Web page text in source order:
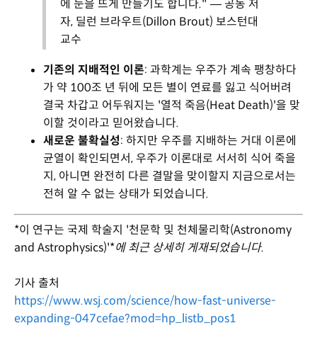
에 눈을 뜨게 만들기도 합니다." — 공동 저
자, 딜런 브라우트(Dillon Brout) 보스턴대
교수
기존의 지배적인 이론: 과학계는 우주가 계속 팽창하다
가 약 100조 년 뒤에 모든 별이 연료를 잃고 식어버려
결국 차갑고 어두워지는 '열적 죽음(Heat Death)'을 맞
이할 것이라고 믿어왔습니다.
새로운 불확실성: 하지만 우주를 지배하는 거대 이론에
균열이 확인되면서, 우주가 이론대로 서서히 식어 죽을
지, 아니면 완전히 다른 결말을 맞이할지 지금으로서는
전혀 알 수 없는 상태가 되었습니다.
*이 연구는 국제 학술지 '천문학 및 천체물리학(Astronomy
and Astrophysics)'*에 최근 상세히 게재되었습니다.
기사 출처
https://www.wsj.com/science/how-fast-universe-
expanding-047cefae?mod=hp_listb_pos1